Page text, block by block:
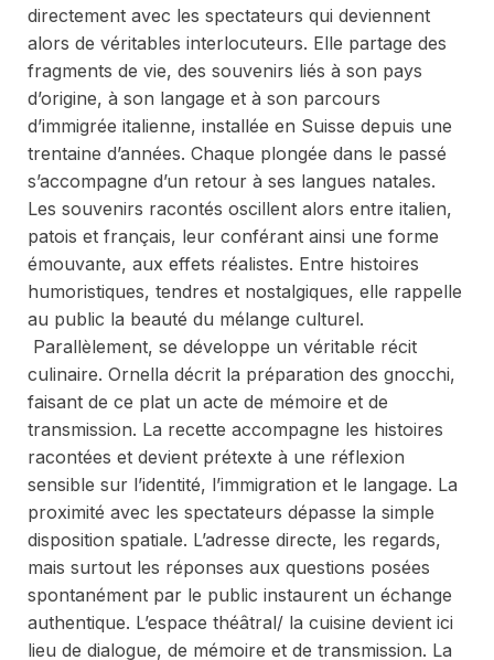
directement avec les spectateurs qui deviennent
alors de véritables interlocuteurs. Elle partage des
fragments de vie, des souvenirs liés à son pays
d’origine, à son langage et à son parcours
d’immigrée italienne, installée en Suisse depuis une
trentaine d’années. Chaque plongée dans le passé
s’accompagne d’un retour à ses langues natales.
Les souvenirs racontés oscillent alors entre italien,
patois et français, leur conférant ainsi une forme
émouvante, aux effets réalistes. Entre histoires
humoristiques, tendres et nostalgiques, elle rappelle
au public la beauté du mélange culturel.
Parallèlement, se développe un véritable récit
culinaire. Ornella décrit la préparation des gnocchi,
faisant de ce plat un acte de mémoire et de
transmission. La recette accompagne les histoires
racontées et devient prétexte à une réflexion
sensible sur l’identité, l’immigration et le langage. La
proximité avec les spectateurs dépasse la simple
disposition spatiale. L’adresse directe, les regards,
mais surtout les réponses aux questions posées
spontanément par le public instaurent un échange
authentique. L’espace théâtral/ la cuisine devient ici
lieu de dialogue, de mémoire et de transmission. La